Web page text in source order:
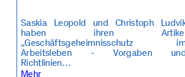
Saskia Leopold und Christoph
haben ihren
„Geschäftsgeheimnisschutz
Arbeitsleben - Vorgaben
Richtlinien…
Mehr